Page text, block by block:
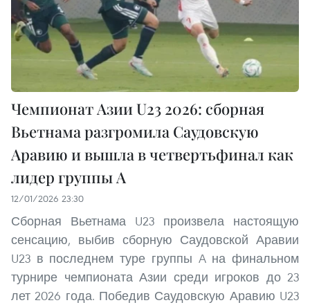
Чемпионат Азии U23 2026: сборная
Вьетнама разгромила Саудовскую
Аравию и вышла в четвертьфинал как
лидер группы A
12/01/2026 23:30
Сборная Вьетнама U23 произвела настоящую
сенсацию, выбив сборную Саудовской Аравии
U23 в последнем туре группы A на финальном
турнире чемпионата Азии среди игроков до 23
лет 2026 года. Победив Саудовскую Аравию U23